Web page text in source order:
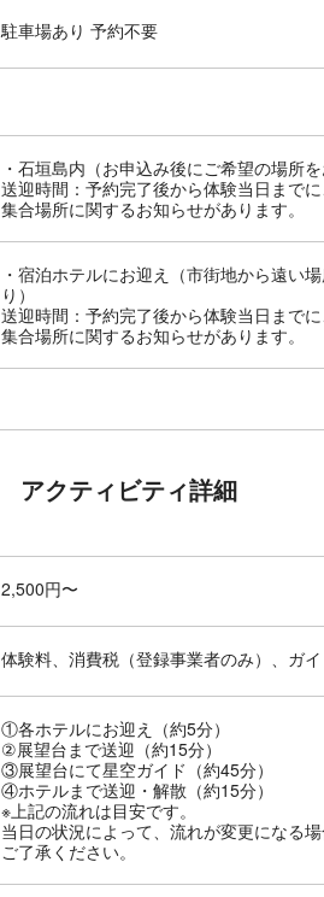
駐車場あり 予約不要
石垣島内（お申込み後にご希望の場所を
送迎時間：予約完了後から体験当日まで
集合場所に関するお知らせがあります。
宿泊ホテルにお迎え（市街地から遠い
り）
送迎時間：予約完了後から体験当日まで
集合場所に関するお知らせがあります。
アクティビティ詳細
2,500円〜
体験料、消費税（登録事業者のみ）、ガ
①各ホテルにお迎え（約5分）
②展望台まで送迎（約15分）
③展望台にて星空ガイド（約45分）
④ホテルまで送迎・解散（約15分）
※上記の流れは目安です。
当日の状況によって、流れが変更になる
ご了承ください。